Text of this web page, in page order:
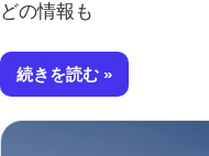
どの情報も
続きを読む